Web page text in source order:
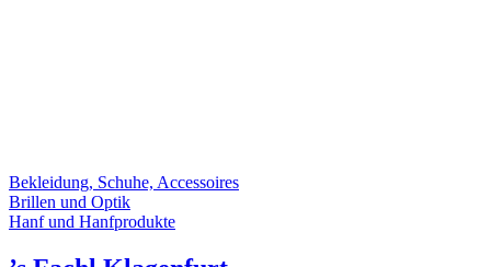
Bekleidung, Schuhe, Accessoires
Brillen und Optik
Hanf und Hanfprodukte